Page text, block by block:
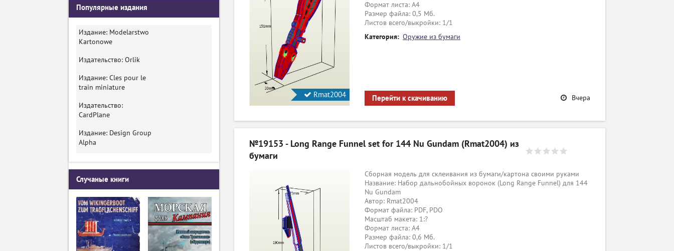
Rmat2004
Формат листа: А4
Размер файла: 0,5 Мб.
Листов всего/выкройки: 1/1
Категория: Оружие из бумаги
Перейти к скачиванию Вчера
№19153 - Long Range Funnel set for 144 Nu Gundam (Rmat2004) из
бумаги
Сборная модель для склеивания из бумаги/картона своими руками
Название: Набор дальнобойных воронок (Long Range Funnel) для 144
Nu Gundam
Автор: Rmat2004
Формат файла: PDF, PDO
Масштаб макета: 1:?
Формат листа: А4
Размер файла: 0,6 Мб.
Листов всего/выкройки: 1/1
Популярные издания
Издание: Modelarstwo
Kartonowe
Издательство: Orlik
Издание: Cles pour le
train miniature
Издательство:
CardPlane
Издание: Design Group
Alpha
Случаные книги